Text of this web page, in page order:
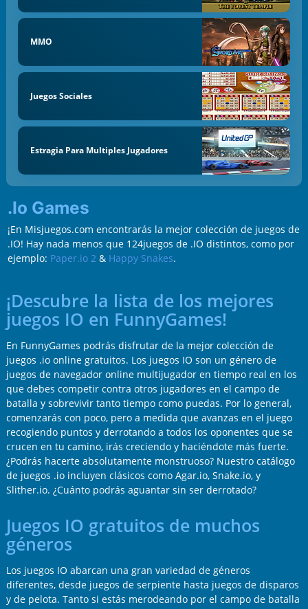
MMO
Juegos Sociales
Estragia Para Multiples Jugadores
.io Games
¡En Misjuegos.com encontrarás la mejor colección de juegos de
.IO! Hay nada menos que 124juegos de .IO distintos, como por
ejemplo: Paper.io 2 & Happy Snakes.
¡Descubre la lista de los mejores
juegos IO en FunnyGames!
En FunnyGames podrás disfrutar de la mejor colección de
juegos .io online gratuitos. Los juegos IO son un género de
juegos de navegador online multijugador en tiempo real en los
que debes competir contra otros jugadores en el campo de
batalla y sobrevivir tanto tiempo como puedas. Por lo general,
comenzarás con poco, pero a medida que avanzas en el juego
recogiendo puntos y derrotando a todos los oponentes que se
crucen en tu camino, irás creciendo y haciéndote más fuerte.
¿Podrás hacerte absolutamente monstruoso? Nuestro catálogo
de juegos .io incluyen clásicos como Agar.io, Snake.io, y
Slither.io. ¿Cuánto podrás aguantar sin ser derrotado?
Juegos IO gratuitos de muchos
géneros
Los juegos IO abarcan una gran variedad de géneros
diferentes, desde juegos de serpiente hasta juegos de disparos
y de pelota. Tanto si estás merodeando por el campo de batalla